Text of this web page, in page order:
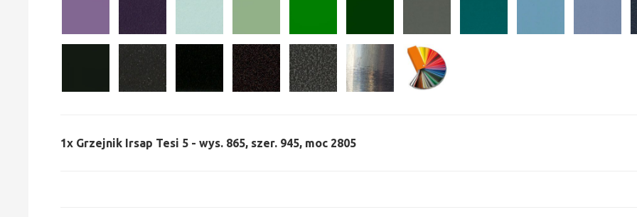
1x Grzejnik Irsap Tesi 5 - wys. 865, szer. 945, moc 2805